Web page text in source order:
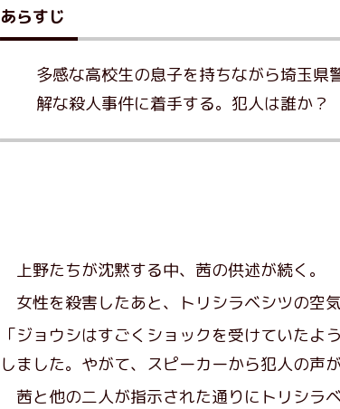
あらすじ
多感な高校生の息子を持ちながら埼玉
解な殺人事件に着手する。犯人は誰か
上野たちが沈黙する中、茜の供述が続く。
女性を殺害したあと、トリシラベシツの空
「ジョウシはすごくショックを受けていた
しました。やがて、スピーカーから犯人の声
茜と他の二人が指示された通りにトリシラ